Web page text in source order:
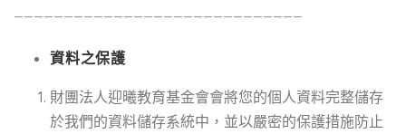
資料之保護
財團法人迎曦教育基金會會將您的個人資料完整儲存
於我們的資料儲存系統中，並以嚴密的保護措施防止